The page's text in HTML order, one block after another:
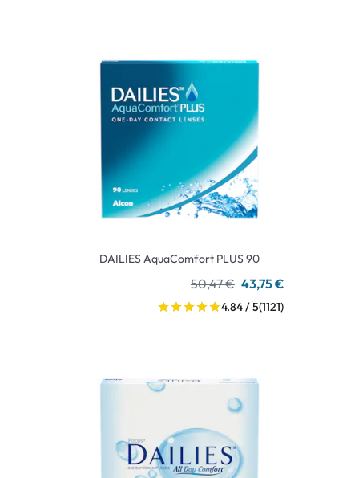
DAILIES AquaComfort PLUS 90
50,47 € 43,75 €
4.84 / 5(1121)